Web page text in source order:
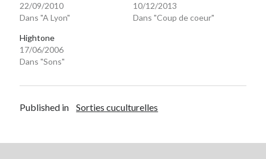
Lectures
Lyon
Mini-monsieur
Non classé
Patchwork
Sons
22/09/2010
Dans "A Lyon"
10/12/2013
Dans "Coup de coeur"
Hightone
17/06/2006
Dans "Sons"
Published in Sorties cuculturelles